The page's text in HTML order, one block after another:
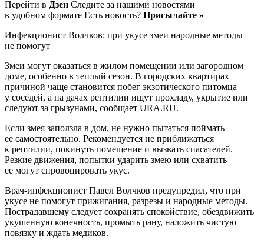
Перейти в Дзен Следите за нашими новостями
в удобном формате Есть новость? Присылайте »
Инфекционист Волчков: при укусе змеи народные методы
не помогут
Змеи могут оказаться в жилом помещении или загородном
доме, особенно в теплый сезон. В городских квартирах
причиной чаще становится побег экзотического питомца
у соседей, а на дачах рептилии ищут прохладу, укрытие или
следуют за грызунами, сообщает URA.RU.
Если змея заползла в дом, не нужно пытаться поймать
ее самостоятельно. Рекомендуется не приближаться
к рептилии, покинуть помещение и вызвать спасателей.
Резкие движения, попытки ударить змею или схватить
ее могут спровоцировать укус.
Врач-инфекционист Павел Волчков предупредил, что при
укусе не помогут прижигания, разрезы и народные методы.
Пострадавшему следует сохранять спокойствие, обездвижить
укушенную конечность, промыть рану, наложить чистую
повязку и ждать медиков.